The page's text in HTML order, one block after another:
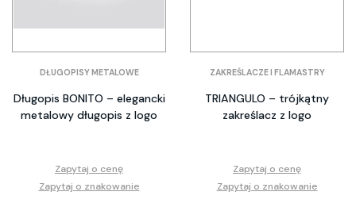
DŁUGOPISY METALOWE
Długopis BONITO – elegancki
metalowy długopis z logo
Zapytaj o cenę
Zapytaj o znakowanie
ZAKREŚLACZE I FLAMASTRY
TRIANGULO – trójkątny
zakreślacz z logo
Zapytaj o cenę
Zapytaj o znakowanie